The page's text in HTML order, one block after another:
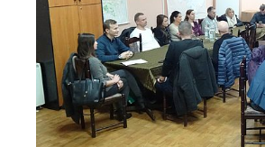
Udostępnij